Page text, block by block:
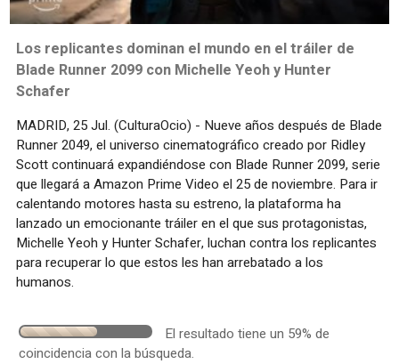
Los replicantes dominan el mundo en el tráiler de
Blade Runner 2099 con Michelle Yeoh y Hunter
Schafer
MADRID, 25 Jul. (CulturaOcio) - Nueve años después de Blade
Runner 2049, el universo cinematográfico creado por Ridley
Scott continuará expandiéndose con Blade Runner 2099, serie
que llegará a Amazon Prime Video el 25 de noviembre. Para ir
calentando motores hasta su estreno, la plataforma ha
lanzado un emocionante tráiler en el que sus protagonistas,
Michelle Yeoh y Hunter Schafer, luchan contra los replicantes
para recuperar lo que estos les han arrebatado a los
humanos.
El resultado tiene un 59% de
coincidencia con la búsqueda.